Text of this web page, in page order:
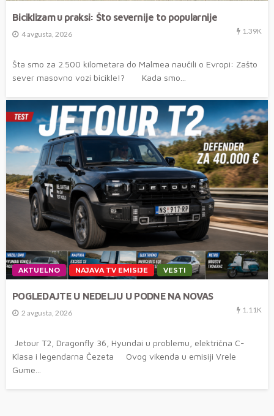
Biciklizam u praksi: Što severnije to popularnije
4 avgusta, 2026 1.39K
Šta smo za 2.500 kilometara do Malmea naučili o Evropi: Zašto
sever masovno vozi bicikle!? Kada smo...
AKTUELNO NAJAVA TV EMISIJE VESTI
POGLEDAJTE U NEDELJU U PODNE NA NOVAS
2 avgusta, 2026 1.11K
Jetour T2, Dragonfly 36, Hyundai u problemu, električna C-
Klasa i legendarna Čezeta Ovog vikenda u emisiji Vrele
Gume...